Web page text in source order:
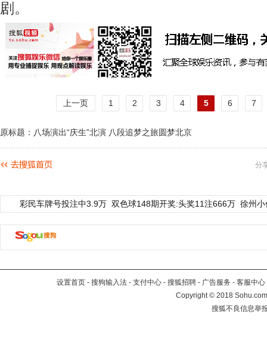
剧。
上一页 1 2 3 4 5 6 7
原标题：八场演出“庆生”北演 八段追梦之旅圆梦北京
分
彩民车牌号投注中3.9万 双色球148期开奖:头奖11注666万 徐州
设置首页 - 搜狗输入法 - 支付中心 - 搜狐招聘 - 广告服务 - 客服中心
Copyright©2018
搜狐不良信息举